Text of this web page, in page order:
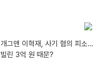
개그맨 이혁재, 사기 혐의 피소…
빌린 3억 원 때문?